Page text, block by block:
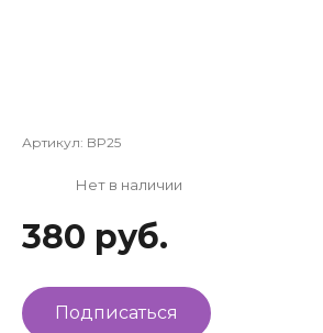
Артикул: BP25
Нет в наличии
380 руб.
Подписаться